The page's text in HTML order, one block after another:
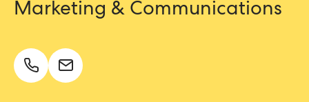
Marketing & Communications